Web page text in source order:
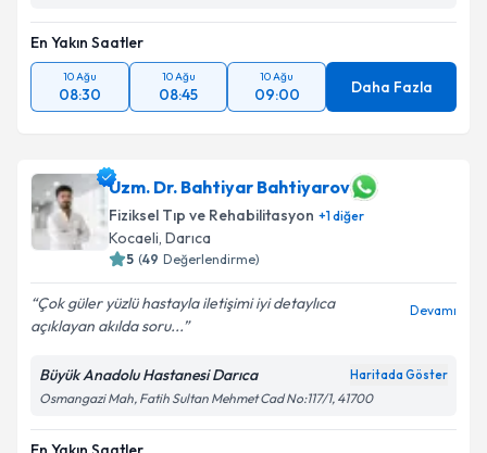
En Yakın Saatler
10 Ağu
08:30
10 Ağu
08:45
10 Ağu
09:00 Daha Fazla
Uzm. Dr. Bahtiyar Bahtiyarov
Fiziksel Tıp ve Rehabilitasyon +1diğer
Kocaeli, Darıca
5 (49 Değerlendirme)
Çok güler yüzlü hastayla iletişimi iyi detaylıca
açıklayan akılda soru...
Devamı
Büyük Anadolu Hastanesi Darıca Haritada Göster
Osmangazi Mah, Fatih Sultan Mehmet Cad No:117/1, 41700